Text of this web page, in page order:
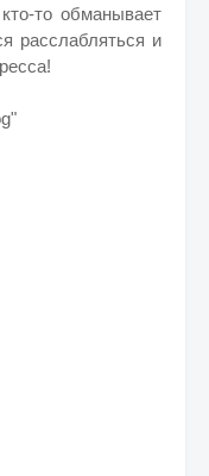
то обманывает
расслабляться и